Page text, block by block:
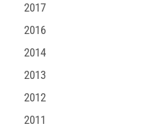
2017
2016
2014
2013
2012
2011